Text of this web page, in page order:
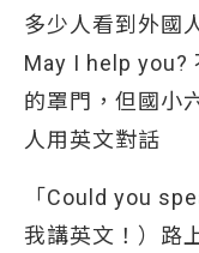
多少人看到外國
May I help you?
的罩門，但國小
人用英文對話
「Could you
我講英文！）路